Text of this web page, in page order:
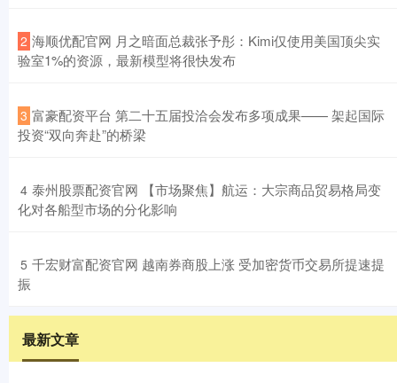
2 ​海顺优配官网 月之暗面总裁张予彤：Kimi仅使用美国顶尖实
验室1%的资源，最新模型将很快发布
3 ​富豪配资平台 第二十五届投洽会发布多项成果—— 架起国际
投资“双向奔赴”的桥梁
4 ​泰州股票配资官网 【市场聚焦】航运：大宗商品贸易格局变
化对各船型市场的分化影响
5 ​千宏财富配资官网 越南券商股上涨 受加密货币交易所提速提
振
最新文章